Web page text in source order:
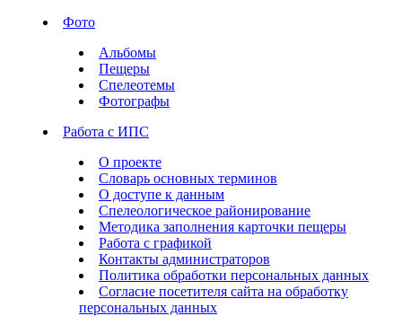
Фото
Альбомы
Пещеры
Спелеотемы
Фотографы
Работа с ИПС
О проекте
Словарь основных терминов
О доступе к данным
Спелеологическое районирование
Методика заполнения карточки пещеры
Работа с графикой
Контакты администраторов
Политика обработки персональных данных
Согласие посетителя сайта на обработку
персональных данных